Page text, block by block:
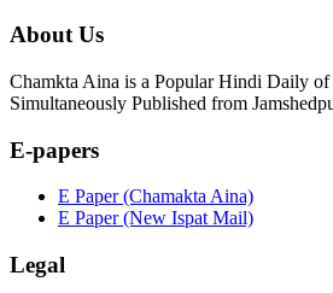
About Us
Chamkta Aina is a Popular Hindi Daily of
Simultaneously Published from
E-papers
E Paper (Chamakta Aina)
E Paper (New Ispat Mail)
Legal